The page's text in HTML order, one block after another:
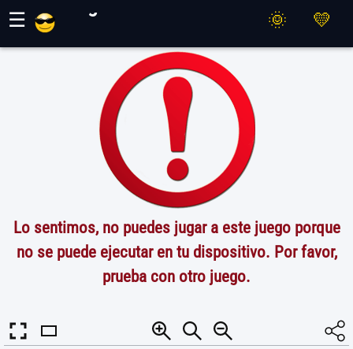
☰
Lo sentimos, no puedes jugar a este juego porque
no se puede ejecutar en tu dispositivo. Por favor,
prueba con otro juego.